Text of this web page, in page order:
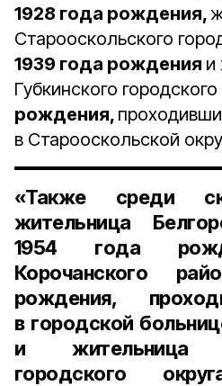
1928 года рождения,
Старооскольского
1939 года рождения и
Губкинского городского
рождения,
в Старооскольской
«Также среди
жительница
1954 года
Корочанского
рождения,
в городской
и жительница
городского